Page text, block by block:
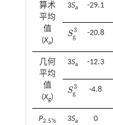
算术
平均
值
(Xa)
3Sa -29.1
S3
g
Sg3 -20.8
几何
平均
值
(Xg)
3Sa -12.3
S3
g
Sg3 -4.8
P2.5% 3Sa 0